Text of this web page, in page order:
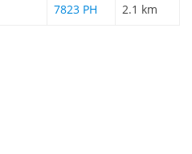
7823 PH 2.1 km